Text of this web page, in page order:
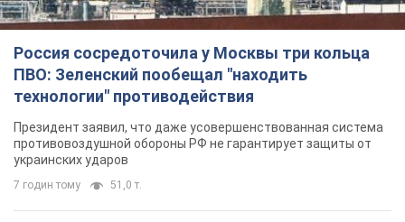
Россия сосредоточила у Москвы три кольца
ПВО: Зеленский пообещал "находить
технологии" противодействия
Президент заявил, что даже усовершенствованная система
противовоздушной обороны РФ не гарантирует защиты от
украинских ударов
7 годин тому 51,0 т.